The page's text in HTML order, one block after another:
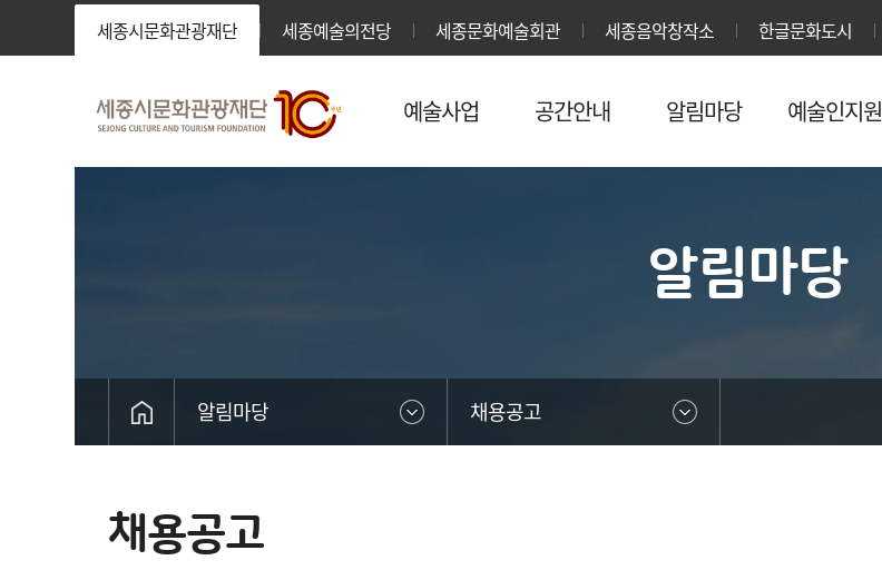
본문영역 바로가기
메인메뉴 바로가기
하단링크 바로가기
세종시문화관광재단 세종예술의전당 세종문화예술회관 세종음악창작소 한글문화도시
예술사업 공간안내 알림마당 예술인지원
알림마당
알림마당 채용공고
채용공고